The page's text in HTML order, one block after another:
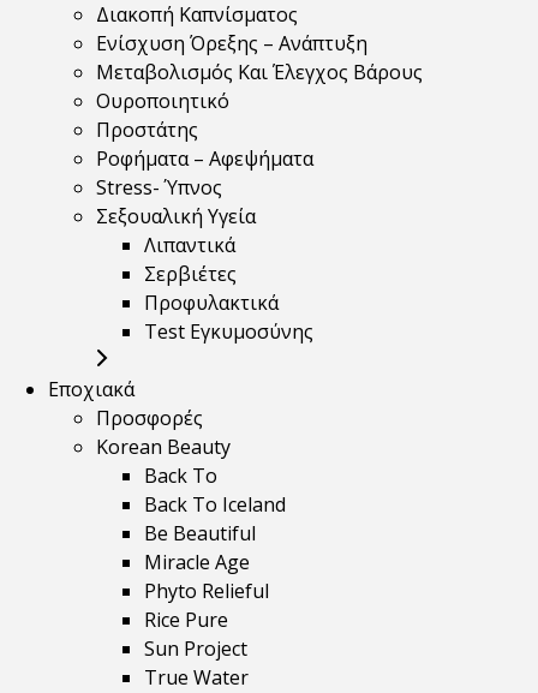
Διακοπή Καπνίσματος
Ενίσχυση Όρεξης – Ανάπτυξη
Μεταβολισμός Και Έλεγχος Βάρους
Ουροποιητικό
Προστάτης
Ροφήματα – Αφεψήματα
Stress- Ύπνος
Σεξουαλική Υγεία
Λιπαντικά
Σερβιέτες
Προφυλακτικά
Test Εγκυμοσύνης
Εποχιακά
Προσφορές
Korean Beauty
Back To
Back To Iceland
Be Beautiful
Miracle Age
Phyto Relieful
Rice Pure
Sun Project
True Water